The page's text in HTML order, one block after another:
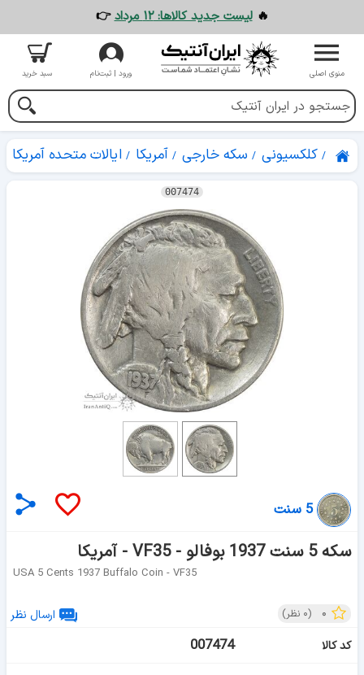
🔥لیست جدید کالاها: ۱۲ مرداد 👉
منوی اصلی ورود | ثبت‌نام سبد خرید
کلکسیونی سکه خارجی آمریکا ایالات متحده آمریکا
007474
5 سنت
سکه 5 سنت 1937 بوفالو - VF35 - آمریکا
USA 5 Cents 1937 Buffalo Coin - VF35
۰ (۰ نظر)
ارسال نظر
کد کالا
007474